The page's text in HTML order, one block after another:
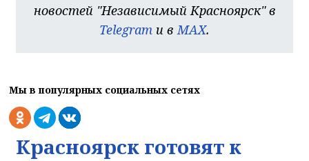
новостей "Независимый Красноярск" в
Telegram и в MAX.
Мы в популярных социальных сетях
Красноярск готовят к